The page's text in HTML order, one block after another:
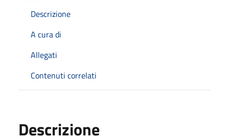
Descrizione
A cura di
Allegati
Contenuti correlati
Descrizione